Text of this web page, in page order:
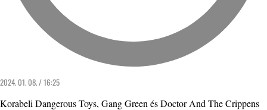
2024. 01. 08. / 16:25
Korabeli Dangerous Toys, Gang Green és Doctor And The Crippens